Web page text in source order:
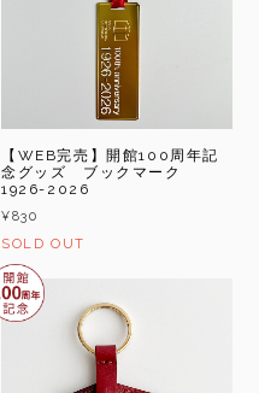
【WEB完売】開館100周年記
念グッズ ブックマーク
1926-2026
¥830
SOLD OUT